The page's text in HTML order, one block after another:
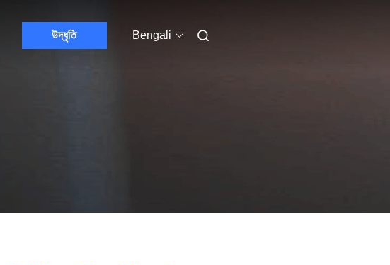
উদ্ধৃতি Bengali